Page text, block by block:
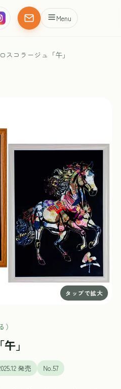
Menu
スコラージュ「午」
」
発売 No.57